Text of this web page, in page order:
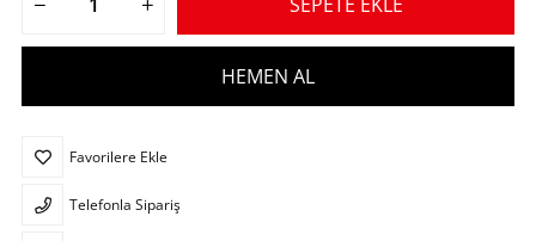
Favorilere Ekle
Telefonla Sipariş